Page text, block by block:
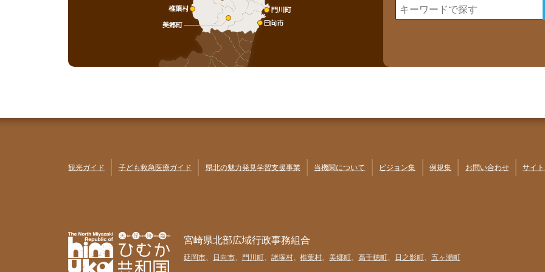
観光ガイド 子ども救急医療ガイド 県北の魅力発見学習支援事業 当機関について ビジョン集 例規集 お問い合わせ サイ
宮崎県北部広域行政事務組合
延岡市、 日向市、 門川町、 諸塚村、椎葉村 、美郷町 、高千穂町 日之影町、 五ヶ瀬町